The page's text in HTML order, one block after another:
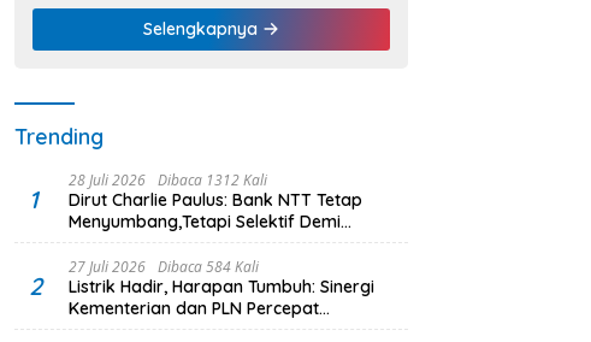
Penggerak UMKM
Selengkapnya
Trending
1
28 Juli 2026 Dibaca 1312 Kali
Dirut Charlie Paulus: Bank NTT Tetap
Menyumbang,Tetapi Selektif Demi
Kepentingan Masyarakat
2
27 Juli 2026 Dibaca 584 Kali
Listrik Hadir, Harapan Tumbuh: Sinergi
Kementerian dan PLN Percepat
Pembangunan Infrastruktur Desa